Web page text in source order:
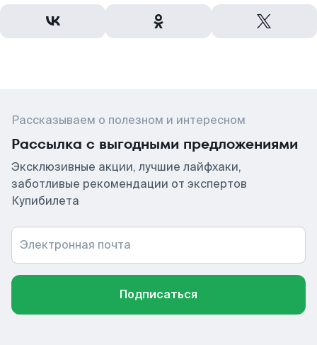
Рассказываем о полезном и интересном
Рассылка с выгодными предложениями
Эксклюзивные акции, лучшие лайфхаки,
заботливые рекомендации от экспертов
Купибилета
Электронная почта
Подписаться